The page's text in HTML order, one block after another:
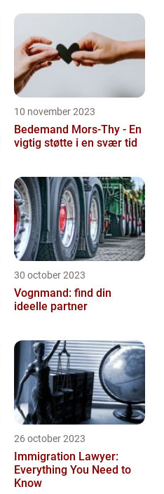
10 november 2023
Bedemand Mors-Thy - En
vigtig støtte i en svær tid
30 october 2023
Vognmand: find din
ideelle partner
26 october 2023
Immigration Lawyer:
Everything You Need to
Know